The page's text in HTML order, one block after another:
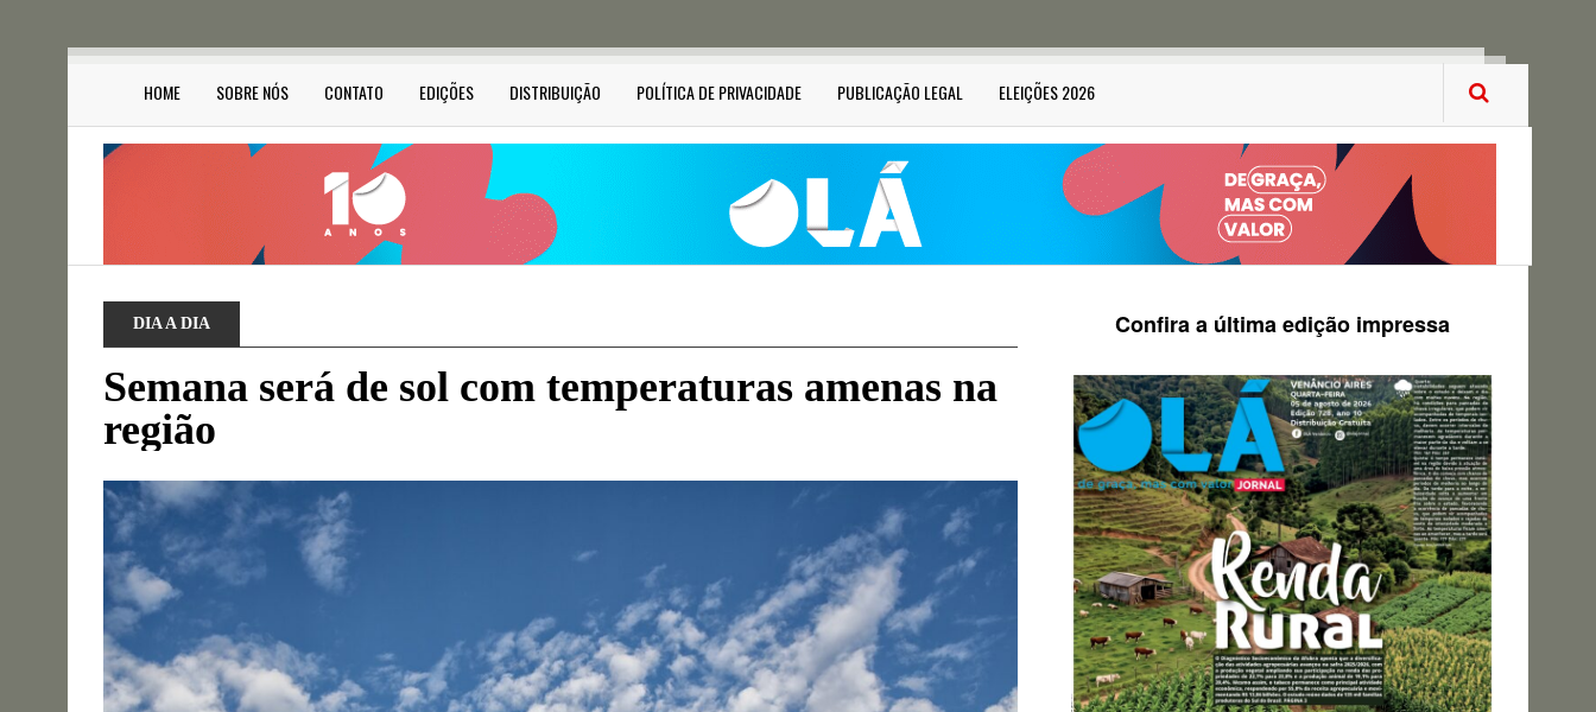
HOME SOBRE NÓS CONTATO EDIÇÕES DISTRIBUIÇÃO POLÍTICA DE PRIVACIDADE PUBLICAÇÃO LEGAL ELEIÇÕES 2026
DIA A DIA
Semana será de sol com temperaturas amenas na
região
Confira a última edição impressa